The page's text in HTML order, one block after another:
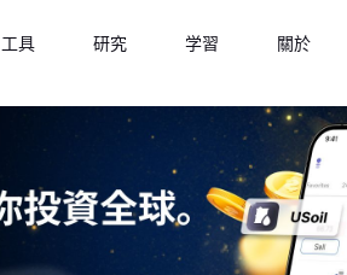
工具 研究 学習 關於